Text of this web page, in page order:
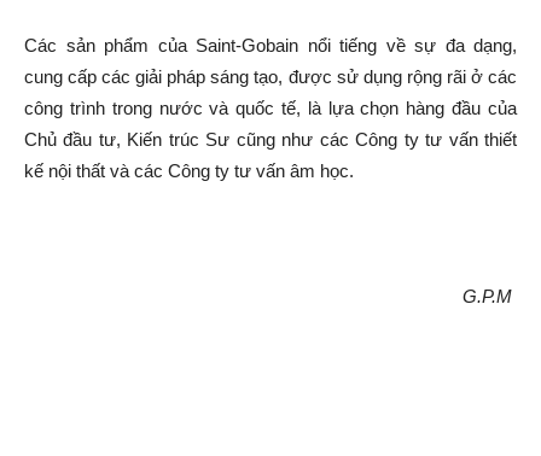
Các sản phẩm của Saint-Gobain nổi tiếng về sự đa dạng,
cung cấp các giải pháp sáng tạo, được sử dụng rộng rãi ở các
công trình trong nước và quốc tế, là lựa chọn hàng đầu của
Chủ đầu tư, Kiến trúc Sư cũng như các Công ty tư vấn thiết
kế nội thất và các Công ty tư vấn âm học.
G.P.M